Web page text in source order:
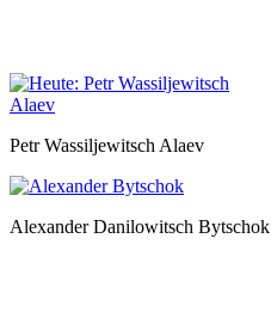
Petr Wassiljewitsch Alaev
Alexander Danilowitsch Bytschok